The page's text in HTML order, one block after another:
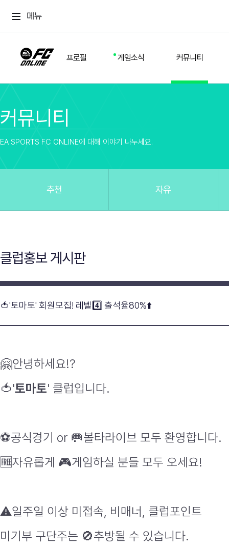
메뉴
프로필 게임소식 커뮤니티
스쿼드
커뮤니티
방명록
업데이트
유저 가이드
게임 플레이 버그 제보
커뮤니티
EA SPORTS FC ONLINE에 대해 이야기 나누세요.
추천 자유
클럽홍보 게시판
🍅'토마토' 회원모집! 레벨4️⃣ 출석율80%⬆️
🤗안녕하세요!?
🍅'토마토' 클럽입니다.
⚽공식경기 or 🥅볼타라이브 모두 환영합니다.
🆓자유롭게 🎮게임하실 분들 모두 오세요!
⚠일주일 이상 미접속, 비매너, 클럽포인트
미기부 구단주는 🚫추방될 수 있습니다.